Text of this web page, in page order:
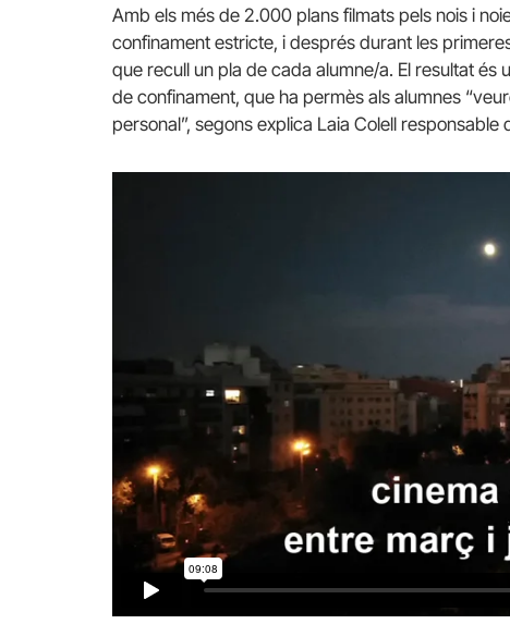
Amb els més de 2.000 plans filmats pels nois i
confinament estricte, i després durant les
que recull un pla de cada alumne/a. El resultat
de confinament, que ha permès als alumnes
personal”, segons explica Laia Colell responsable